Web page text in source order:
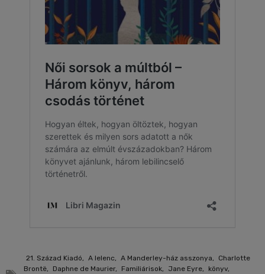
21. Század Kiadó, A lelenc, A Manderley-ház asszonya,
Charlotte
Brontë, Daphne de Maurier, Familiárisok, Jane Eyre, könyv,